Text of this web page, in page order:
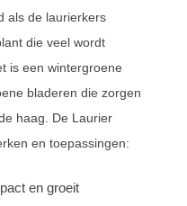
als de laurierkers
die veel wordt
is een wintergroene
bladeren die zorgen
haag. De Laurier
en toepassingen:
en groeit